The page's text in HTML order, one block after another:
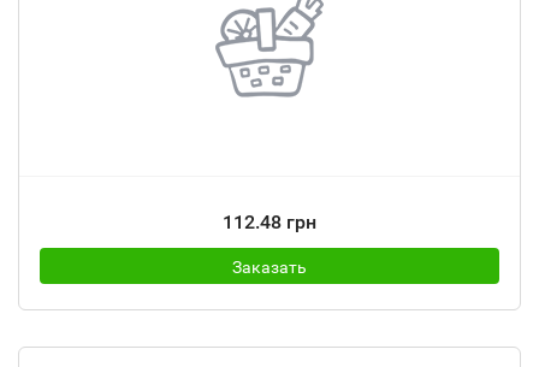
112.48 грн
Заказать